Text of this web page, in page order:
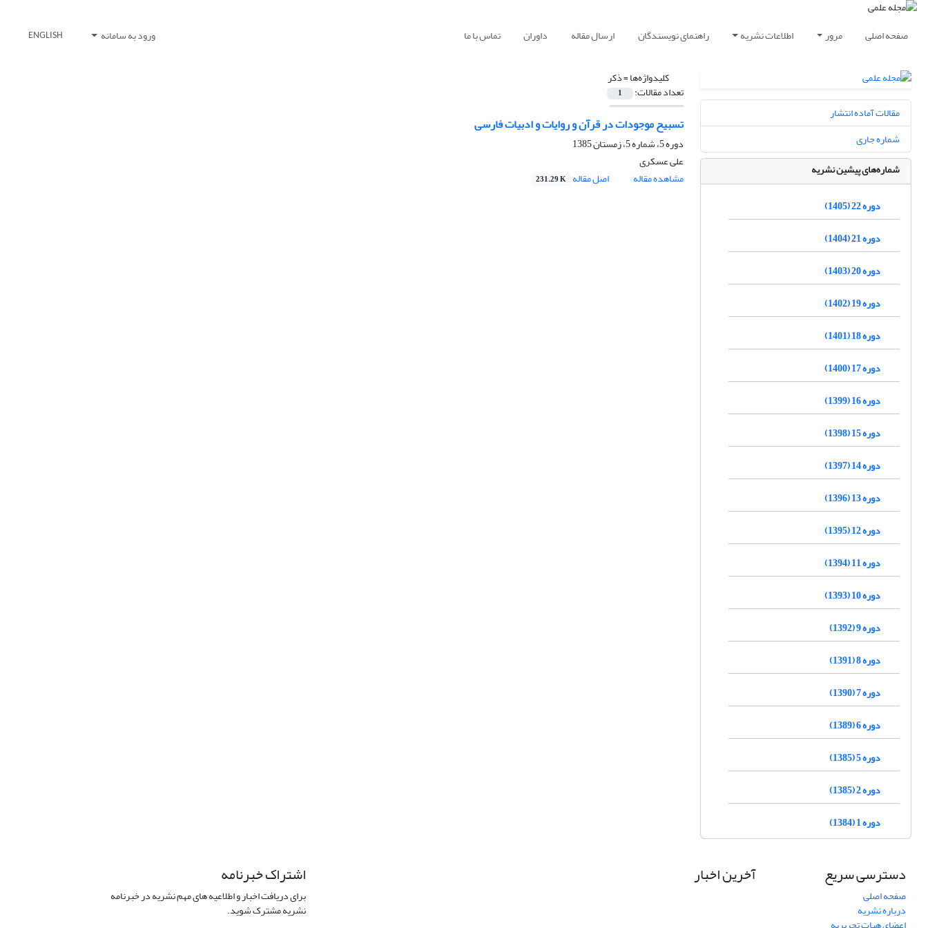
صفحه اصلی مرور اطلاعات نشریه راهنمای نویسندگان ارسال مقاله داوران تماس با ما ورود به سامانه ENGLISH
کلیدواژه‌ها =ذکر
تعداد مقالات: 1
تسبیح موجودات در قرآن و روایات و ادبیات فارسی
دوره 5، شماره 5، زمستان 1385
علی عسکری
مشاهده مقاله
اصل مقاله 231.29 K
مقالات آماده انتشار
شماره جاری
شماره‌های پیشین نشریه
دوره 22 (1405)
دوره 21 (1404)
دوره 20 (1403)
دوره 19 (1402)
دوره 18 (1401)
دوره 17 (1400)
دوره 16 (1399)
دوره 15 (1398)
دوره 14 (1397)
دوره 13 (1396)
دوره 12 (1395)
دوره 11 (1394)
دوره 10 (1393)
دوره 9 (1392)
دوره 8 (1391)
دوره 7 (1390)
دوره 6 (1389)
دوره 5 (1385)
دوره 2 (1385)
دوره 1 (1384)
دسترسی سریع
صفحه اصلی
درباره نشریه
آخرین اخبار اشتراک خبرنامه
برای دریافت اخبار و اطلاعیه های مهم نشریه در خبرنامه
نشریه مشترک شوید.